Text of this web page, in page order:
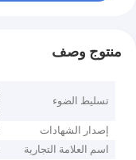
منتوج وصف
تسليط الضوء
إصدار الشهادات
اسم العلامة التجارية